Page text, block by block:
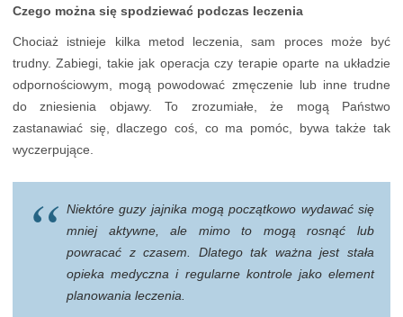
Czego można się spodziewać podczas leczenia
Chociaż istnieje kilka metod leczenia, sam proces może być
trudny. Zabiegi, takie jak operacja czy terapie oparte na układzie
odpornościowym, mogą powodować zmęczenie lub inne trudne
do zniesienia objawy. To zrozumiałe, że mogą Państwo
zastanawiać się, dlaczego coś, co ma pomóc, bywa także tak
wyczerpujące.
Niektóre guzy jajnika mogą początkowo wydawać się
mniej aktywne, ale mimo to mogą rosnąć lub
powracać z czasem. Dlatego tak ważna jest stała
opieka medyczna i regularne kontrole jako element
planowania leczenia.